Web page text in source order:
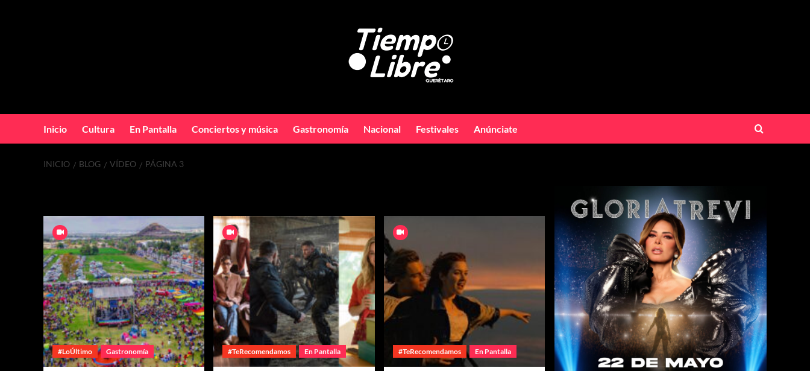
Inicio Cultura En Pantalla Conciertos y música Gastronomía Nacional Festivales Anúnciate
INICIO BLOG VÍDEO PÁGINA 3
#LoÚltimo Gastronomía #TeRecomendamos En Pantalla #TeRecomendamos En Pantalla